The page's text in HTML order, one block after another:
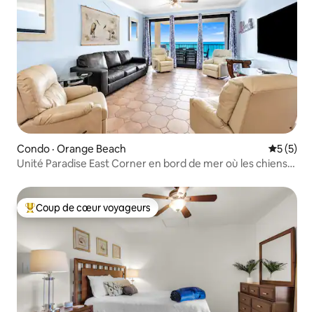
Condo · Orange Beach Note
5 (5)
Unité Paradise East Corner en bord de mer où les chiens
Coup de cœur voyageurs parmi les plus aimés
Coup de cœur voyageurs